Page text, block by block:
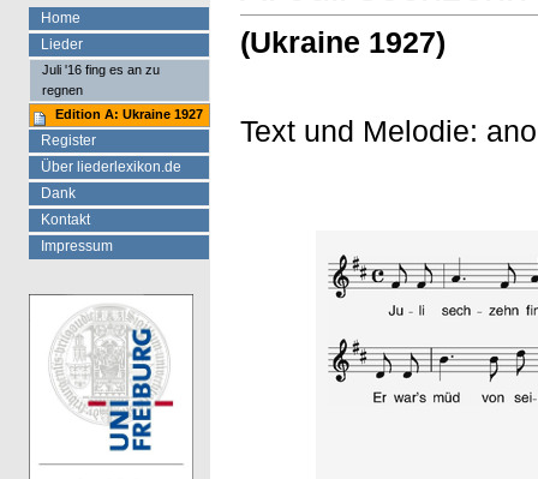
(Ukraine 1927)
Text und Melodie:
Home
Lieder
Juli '16 fing es an zu
regnen
Edition A: Ukraine 1927
Register
Über liederlexikon.de
Dank
Kontakt
Impressum